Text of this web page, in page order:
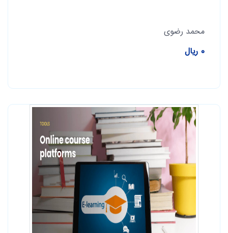
محمد رضوی
0 ریال